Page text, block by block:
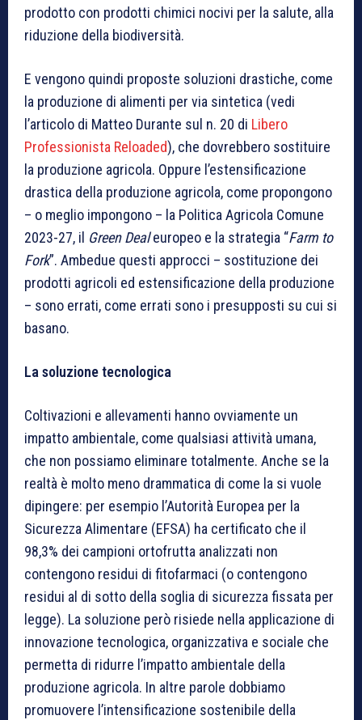
prodotto con prodotti chimici nocivi per la salute, alla
riduzione della biodiversità.
E vengono quindi proposte soluzioni drastiche, come
la produzione di alimenti per via sintetica (vedi
l’articolo di Matteo Durante sul n. 20 di Libero
Professionista Reloaded), che dovrebbero sostituire
la produzione agricola. Oppure l’estensificazione
drastica della produzione agricola, come propongono
– o meglio impongono – la Politica Agricola Comune
2023-27, il Green Dealeuropeo e la strategia “Farm to
Fork”. Ambedue questi approcci – sostituzione dei
prodotti agricoli ed estensificazione della produzione
– sono errati, come errati sono i presupposti su cui si
basano.
La soluzione tecnologica
Coltivazioni e allevamenti hanno ovviamente un
impatto ambientale, come qualsiasi attività umana,
che non possiamo eliminare totalmente. Anche se la
realtà è molto meno drammatica di come la si vuole
dipingere: per esempio l’Autorità Europea per la
Sicurezza Alimentare (EFSA) ha certificato che il
98,3% dei campioni ortofrutta analizzati non
contengono residui di fitofarmaci (o contengono
residui al di sotto della soglia di sicurezza fissata per
legge). La soluzione però risiede nella applicazione di
innovazione tecnologica, organizzativa e sociale che
permetta di ridurre l’impatto ambientale della
produzione agricola. In altre parole dobbiamo
promuovere l’intensificazione sostenibile della